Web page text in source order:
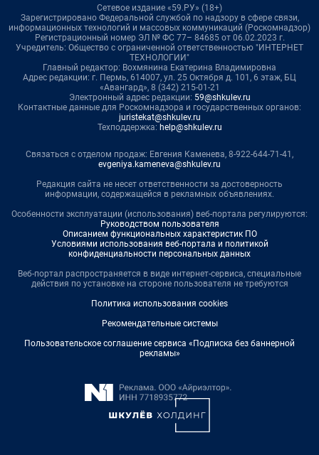
Сетевое издание «59.РУ» (18+)
Зарегистрировано Федеральной службой по надзору в сфере связи,
информационных технологий и массовых коммуникаций (Роскомнадзор)
Регистрационный номер ЭЛ № ФС 77– 84685 от 06.02.2023 г.
Учредитель: Общество с ограниченной ответственностью "ИНТЕРНЕТ
ТЕХНОЛОГИИ"
Главный редактор: Вохмянина Екатерина Владимировна
Адрес редакции: г. Пермь, 614007, ул. 25 Октября д. 101, 6 этаж, БЦ
«Авангард», 8 (342) 215-01-21
Электронный адрес редакции: 59@shkulev.ru
Контактные данные для Роскомнадзора и государственных органов:
juristekat@shkulev.ru
Техподдержка: help@shkulev.ru
Связаться с отделом продаж: Евгения Каменева, 8-922-644-71-41,
evgeniya.kameneva@shkulev.ru
Редакция сайта не несет ответственности за достоверность
информации, содержащейся в рекламных объявлениях.
Особенности эксплуатации (использования) веб-портала регулируются:
Руководством пользователя
Описанием функциональных характеристик ПО
Условиями использования веб-портала и политикой
конфиденциальности персональных данных
Веб-портал распространяется в виде интернет-сервиса, специальные
действия по установке на стороне пользователя не требуются
Политика использования cookies
Рекомендательные системы
Пользовательское соглашение сервиса «Подписка без баннерной
рекламы»